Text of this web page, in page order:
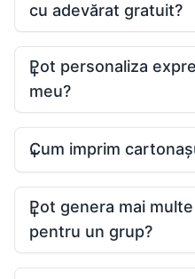
cu adevărat gratuit?
Pot personaliza
meu?
Cum imprim
Pot genera mai
pentru un grup?